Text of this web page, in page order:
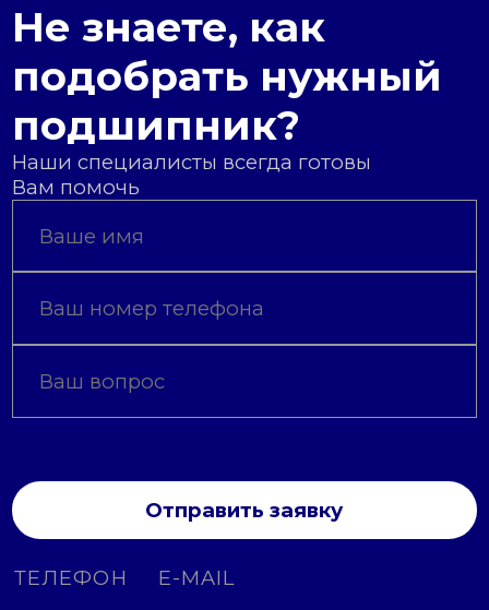
Не знаете, как
подобрать нужный
подшипник?
Наши специалисты всегда готовы
Вам помочь
Отправить заявку
ТЕЛЕФОН E-MAIL